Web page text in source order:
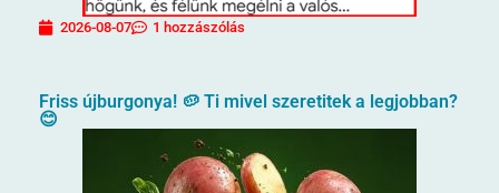
2026-08-07 1 hozzászólás
Friss újburgonya! 🥔 Ti mivel szeretitek a legjobban?
😊